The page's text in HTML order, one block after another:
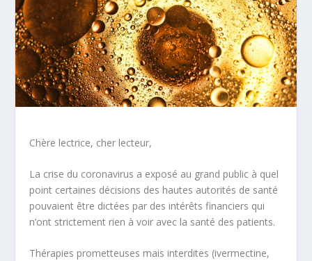
Chère lectrice, cher lecteur,
La crise du coronavirus a exposé au grand public à quel
point certaines décisions des hautes autorités de santé
pouvaient être dictées par des intérêts financiers qui
n’ont strictement rien à voir avec la santé des patients.
Thérapies prometteuses mais interdites (ivermectine,